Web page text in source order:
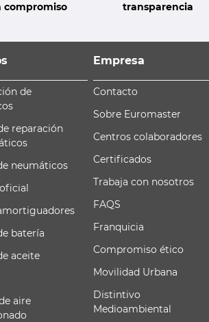
compromiso
transparencia
de
reparación
neumáticos
batería
aceite
aire
Empresa
Contacto
Sobre Euromaster
Centros colaboradores
Certificados
Trabaja con nosotros
FAQS
Franquicia
Compromiso ético
Movilidad Urbana
Distintivo
Medioambiental